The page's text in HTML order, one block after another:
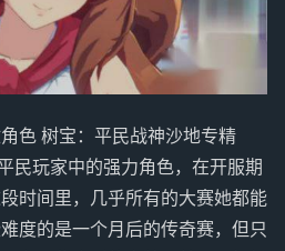
色 树宝：平民战神沙地专精
民玩家中的强力角色，在开服期
时间里，几乎所有的大赛她都能
度的是一个月后的传奇赛，但只